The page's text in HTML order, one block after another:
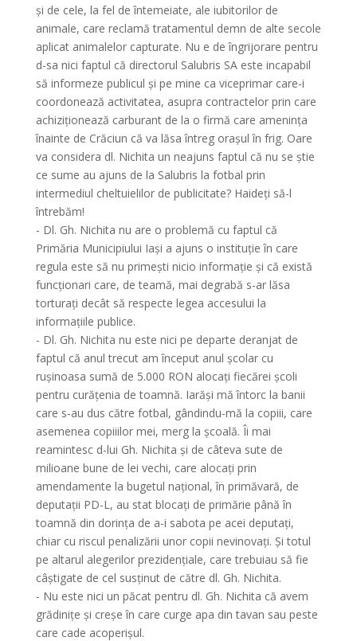
și de cele, la fel de întemeiate, ale iubitorilor de
animale, care reclamă tratamentul demn de alte secole
aplicat animalelor capturate. Nu e de îngrijorare pentru
d-sa nici faptul că directorul Salubris SA este incapabil
să informeze publicul și pe mine ca viceprimar care-i
coordonează activitatea, asupra contractelor prin care
achiziționează carburant de la o firmă care amenința
înainte de Crăciun că va lăsa întreg orașul în frig. Oare
va considera dl. Nichita un neajuns faptul că nu se știe
ce sume au ajuns de la Salubris la fotbal prin
intermediul cheltuielilor de publicitate? Haideți să-l
întrebăm!
- Dl. Gh. Nichita nu are o problemă cu faptul că
Primăria Municipiului Iași a ajuns o instituție în care
regula este să nu primești nicio informație și că există
funcționari care, de teamă, mai degrabă s-ar lăsa
torturați decât să respecte legea accesului la
informațiile publice.
- Dl. Gh. Nichita nu este nici pe departe deranjat de
faptul că anul trecut am început anul școlar cu
rușinoasa sumă de 5.000 RON alocați fiecărei școli
pentru curățenia de toamnă. Iarăși mă întorc la banii
care s-au dus către fotbal, gândindu-mă la copiii, care
asemenea copiiilor mei, merg la școală. Îi mai
reamintesc d-lui Gh. Nichita și de câteva sute de
milioane bune de lei vechi, care alocați prin
amendamente la bugetul național, în primăvară, de
deputații PD-L, au stat blocați de primărie până în
toamnă din dorința de a-i sabota pe acei deputați,
chiar cu riscul penalizării unor copii nevinovați. Și totul
pe altarul alegerilor prezidențiale, care trebuiau să fie
câștigate de cel susținut de către dl. Gh. Nichita.
- Nu este nici un păcat pentru dl. Gh. Nichita că avem
grădinițe și creșe în care curge apa din tavan sau peste
care cade acoperișul.